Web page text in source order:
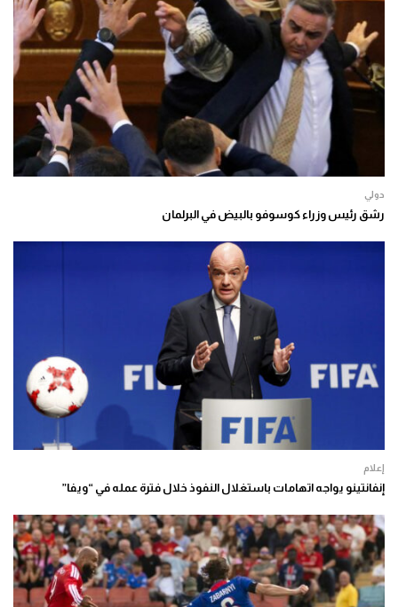
دولي
رشق رئيس وزراء كوسوفو بالبيض في البرلمان
إعلام
إنفانتينو يواجه اتهامات باستغلال النفوذ خلال فترة عمله في “ويفا”